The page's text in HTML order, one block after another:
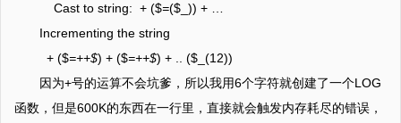
Cast to string: + ($=($_)) + …
Incrementing the string
+ ($=++$) + ($=++$) + .. ($_(12))
因为+号的运算不会坑爹，所以我用6个字符就创建了一个LOG
函数，但是600K的东西在一行里，直接就会触发内存耗尽的错误，